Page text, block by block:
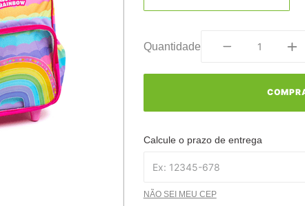
Quantidade
Calcule o prazo de entrega
NÃO SEI MEU CEP